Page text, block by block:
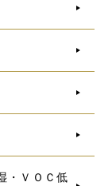
・ＶＯＣ低